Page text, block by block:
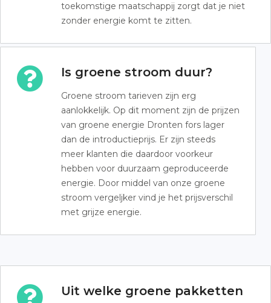
toekomstige maatschappij zorgt dat je niet
zonder energie komt te zitten.
Is groene stroom duur?
Groene stroom tarieven zijn erg
aanlokkelijk. Op dit moment zijn de prijzen
van groene energie Dronten fors lager
dan de introductieprijs. Er zijn steeds
meer klanten die daardoor voorkeur
hebben voor duurzaam geproduceerde
energie. Door middel van onze groene
stroom vergeljker vind je het prijsverschil
met grijze energie.
Uit welke groene pakketten